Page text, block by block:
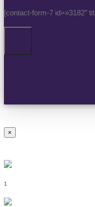
[contact-form-7 id=»3182″
×
1